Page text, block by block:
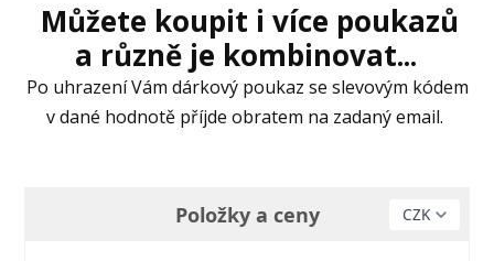
Můžete koupit i více poukazů
a různě je kombinovat...
Po uhrazení Vám dárkový poukaz se slevovým kódem
v dané hodnotě příjde obratem na zadaný email.
Položky a ceny